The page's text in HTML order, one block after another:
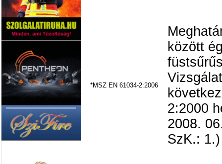
*MSZ EN 61034-2:2006
között
2:2000
2008.
SzK.: 1.)